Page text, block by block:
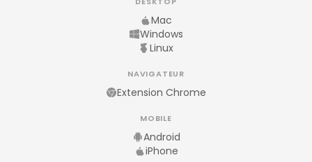
Mac
Windows
Linux
NAVIGATEUR
Extension Chrome
MOBILE
Android
iPhone